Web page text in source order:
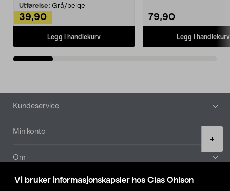
Vi bruker informasjonskapsler hos Clas Ohlson
+
Utførelse: Grå/beige
39,90
Legg i handlekurv
79,90
Legg i handlekurv
Bunntekst
Kundeservice
Min konto
Om
Aktuelt